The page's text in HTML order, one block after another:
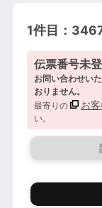
1件目：
伝票番号未
お問い合わせい
おりません。
最寄りの
お
い。